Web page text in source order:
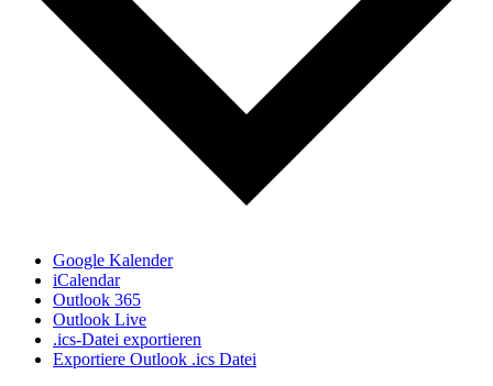
Google Kalender
iCalendar
Outlook 365
Outlook Live
.ics-Datei exportieren
Exportiere Outlook .ics Datei